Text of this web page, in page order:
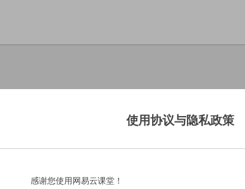
使用协议与隐私政策
感谢您使用网易云课堂！